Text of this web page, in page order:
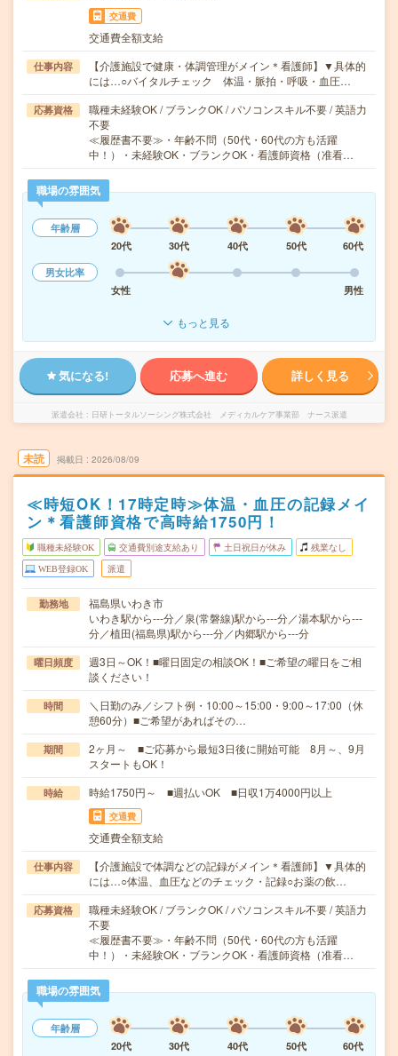
交通費
交通費全額支給
仕事内容
【介護施設で健康・体調管理がメイン＊看護師】▼具体的
には…○バイタルチェック 体温・脈拍・呼吸・血圧…
応募資格
職種未経験OK / ブランクOK / パソコンスキル不要 / 英語力
不要
≪履歴書不要≫・年齢不問（50代・60代の方も活躍
中！）・未経験OK・ブランクOK・看護師資格（准看…
職場の雰囲気
年齢層
20代
30代 40代 50代
60代
男女比率
女性
男性
もっと見る
気になる! 応募へ進む 詳しく見る
派遣会社 日研トータルソーシング株式会社 メディカルケア事業部 ナース派遣
未読 掲載日 2026/08/09
≪時短OK！17時定時≫体温・血圧の記録メイ
ン＊看護師資格で高時給1750円！
職種未経験OK 交通費別途支給あり 土日祝日が休み 残業なし
WEB登録OK 派遣
勤務地
福島県いわき市
いわき駅から---分／泉(常磐線)駅から---分／湯本駅から---
分／植田(福島県)駅から---分／内郷駅から---分
曜日頻度
週3日～OK！■曜日固定の相談OK！■ご希望の曜日をご相
談ください！
時間
＼日勤のみ／シフト例・10:00～15:00・9:00～17:00（休
憩60分）■ご希望があればその…
期間
2ヶ月～ ■ご応募から最短3日後に開始可能 8月～、9月
スタートもOK！
時給 時給1750円～ ■週払いOK ■日収1万4000円以上
交通費
交通費全額支給
仕事内容
【介護施設で体調などの記録がメイン＊看護師】▼具体的
には…○体温、血圧などのチェック・記録○お薬の飲…
応募資格
職種未経験OK / ブランクOK / パソコンスキル不要 / 英語力
不要
≪履歴書不要≫・年齢不問（50代・60代の方も活躍
中！）・未経験OK・ブランクOK・看護師資格（准看…
職場の雰囲気
年齢層
20代
30代 40代 50代
60代